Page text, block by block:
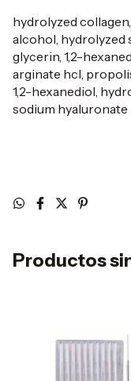
hydrolyzed
alcohol, hydrolyzed
glycerin, 1,2-
arginate hcl,
1,2-hexanediol,
sodium hyaluronate
Productos